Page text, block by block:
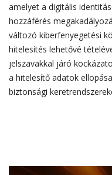
amelyet a digitális
hozzáférés
változó kiberfenyegetési
hitelesítés lehetővé
jelszavakkal járó
a hitelesítő adatok
biztonsági